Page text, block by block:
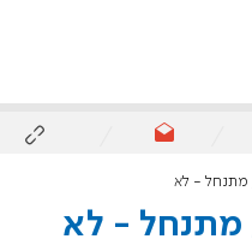
מתנחל - לא
מתנחל - לא